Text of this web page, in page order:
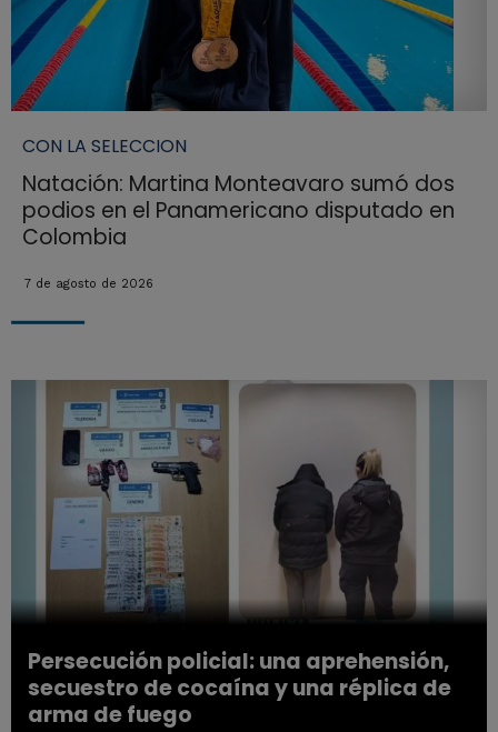
CON LA SELECCION
Natación: Martina Monteavaro sumó dos
podios en el Panamericano disputado en
Colombia
7 de agosto de 2026
Persecución policial: una aprehensión,
secuestro de cocaína y una réplica de
arma de fuego